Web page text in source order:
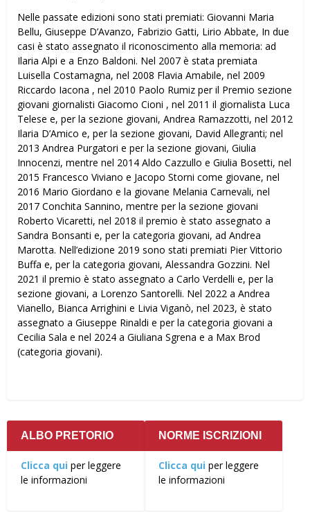
Nelle passate edizioni sono stati premiati: Giovanni Maria
Bellu, Giuseppe D’Avanzo, Fabrizio Gatti, Lirio Abbate, In due
casi è stato assegnato il riconoscimento alla memoria: ad
Ilaria Alpi e a Enzo Baldoni. Nel 2007 è stata premiata
Luisella Costamagna, nel 2008 Flavia Amabile, nel 2009
Riccardo Iacona , nel 2010 Paolo Rumiz per il Premio sezione
giovani giornalisti Giacomo Cioni , nel 2011 il giornalista Luca
Telese e, per la sezione giovani, Andrea Ramazzotti, nel 2012
Ilaria D’Amico e, per la sezione giovani, David Allegranti; nel
2013 Andrea Purgatori e per la sezione giovani, Giulia
Innocenzi, mentre nel 2014 Aldo Cazzullo e Giulia Bosetti, nel
2015 Francesco Viviano e Jacopo Storni come giovane, nel
2016 Mario Giordano e la giovane Melania Carnevali, nel
2017 Conchita Sannino, mentre per la sezione giovani
Roberto Vicaretti, nel 2018 il premio è stato assegnato a
Sandra Bonsanti e, per la categoria giovani, ad Andrea
Marotta. Nell’edizione 2019 sono stati premiati Pier Vittorio
Buffa e, per la categoria giovani, Alessandra Gozzini. Nel
2021 il premio è stato assegnato a Carlo Verdelli e, per la
sezione giovani, a Lorenzo Santorelli. Nel 2022 a Andrea
Vianello, Bianca Arrighini e Livia Viganò, nel 2023, è stato
assegnato a Giuseppe Rinaldi e per la categoria giovani a
Cecilia Sala e nel 2024 a Giuliana Sgrena e a Max Brod
(categoria giovani).
ALBO PRETORIO
Clicca qui per leggere
le informazioni
NORME ISCRIZIONI
Clicca qui per leggere
le informazioni